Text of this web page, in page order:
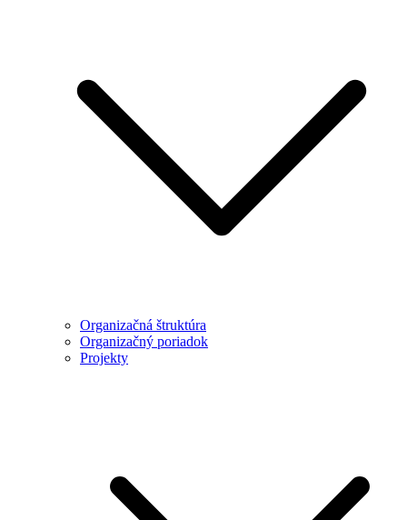
Organizačná štruktúra
Organizačný poriadok
Projekty